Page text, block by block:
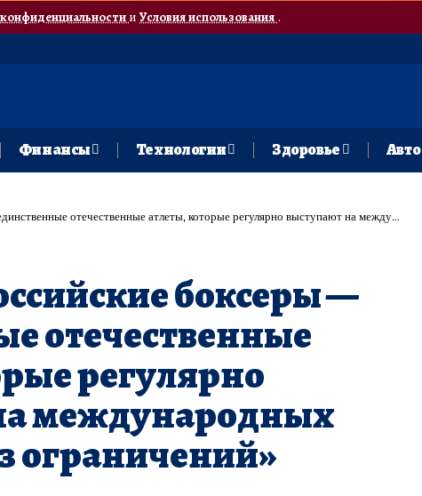
и Условия использования.
Финансы Технологии Здоровье Авто
атлеты, которые регулярно выступают на международных турнирах без ограничений»
боксеры —
отечественные
регулярно
международных
ограничений»